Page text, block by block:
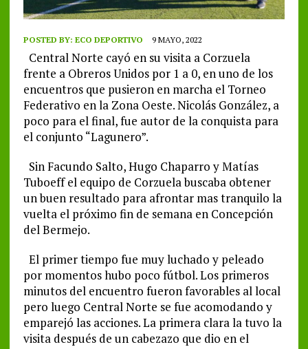
POSTED BY: ECO DEPORTIVO 9 MAYO, 2022
Central Norte cayó en su visita a Corzuela
frente a Obreros Unidos por 1 a 0, en uno de los
encuentros que pusieron en marcha el Torneo
Federativo en la Zona Oeste. Nicolás González, a
poco para el final, fue autor de la conquista para
el conjunto “Lagunero”.
Sin Facundo Salto, Hugo Chaparro y Matías
Tuboeff el equipo de Corzuela buscaba obtener
un buen resultado para afrontar mas tranquilo la
vuelta el próximo fin de semana en Concepción
del Bermejo.
El primer tiempo fue muy luchado y peleado
por momentos hubo poco fútbol. Los primeros
minutos del encuentro fueron favorables al local
pero luego Central Norte se fue acomodando y
emparejó las acciones. La primera clara la tuvo la
visita después de un cabezazo que dio en el